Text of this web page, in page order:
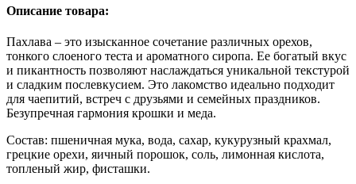
Описание товара:
Пахлава – это изысканное сочетание различных орехов,
тонкого слоеного теста и ароматного сиропа. Ее богатый вкус
и пикантность позволяют наслаждаться уникальной текстурой
и сладким послевкусием. Это лакомство идеально подходит
для чаепитий, встреч с друзьями и семейных праздников.
Безупречная гармония крошки и меда.
Состав: пшеничная мука, вода, сахар, кукурузный крахмал,
грецкие орехи, яичный порошок, соль, лимонная кислота,
топленый жир, фисташки.